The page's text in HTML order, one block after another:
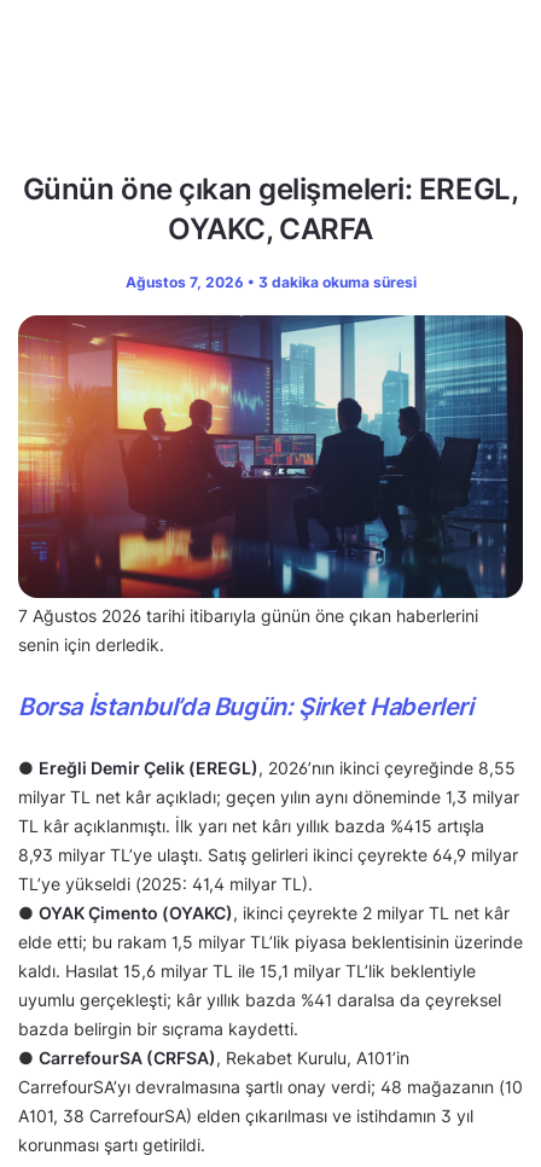
Günün öne çıkan gelişmeleri: EREGL,
OYAKC, CARFA
Ağustos 7, 2026 • 3 dakika okuma süresi
7 Ağustos 2026 tarihi itibarıyla günün öne çıkan haberlerini
senin için derledik.
Borsa İstanbul’da Bugün: Şirket Haberleri
● Ereğli Demir Çelik (EREGL), 2026’nın ikinci çeyreğinde 8,55
milyar TL net kâr açıkladı; geçen yılın aynı döneminde 1,3 milyar
TL kâr açıklanmıştı. İlk yarı net kârı yıllık bazda %415 artışla
8,93 milyar TL’ye ulaştı. Satış gelirleri ikinci çeyrekte 64,9 milyar
TL’ye yükseldi (2025: 41,4 milyar TL).
● OYAK Çimento (OYAKC), ikinci çeyrekte 2 milyar TL net kâr
elde etti; bu rakam 1,5 milyar TL’lik piyasa beklentisinin üzerinde
kaldı. Hasılat 15,6 milyar TL ile 15,1 milyar TL’lik beklentiyle
uyumlu gerçekleşti; kâr yıllık bazda %41 daralsa da çeyreksel
bazda belirgin bir sıçrama kaydetti.
● CarrefourSA (CRFSA), Rekabet Kurulu, A101’in
CarrefourSA’yı devralmasına şartlı onay verdi; 48 mağazanın (10
A101, 38 CarrefourSA) elden çıkarılması ve istihdamın 3 yıl
korunması şartı getirildi.